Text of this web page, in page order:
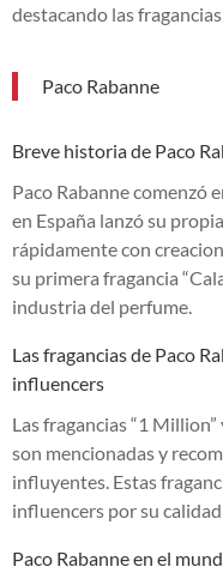
destacando las
Paco Rabanne
Breve historia de Paco
Paco Rabanne comenzó
en España lanzó su
rápidamente con
su primera fragancia
industria del perfume.
Las fragancias de Paco
influencers
Las fragancias “1
son mencionadas y
influyentes. Estas
influencers por su
Paco Rabanne en el